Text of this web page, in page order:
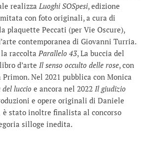
realizza Luoghi SOSpesi, edizione
con foto originali, a cura di
plaquette Peccati (per Vie Oscure),
contemporanea di Giovanni Turria.
raccolta Parallelo 43, La buccia del
d’arte Il senso occulto delle rose, con
Primon. Nel 2021 pubblica con Monica
del luccio e ancora nel 2022 Il giudizio
e opere originali di Daniele
è stato inoltre finalista al concorso
silloge inedita.